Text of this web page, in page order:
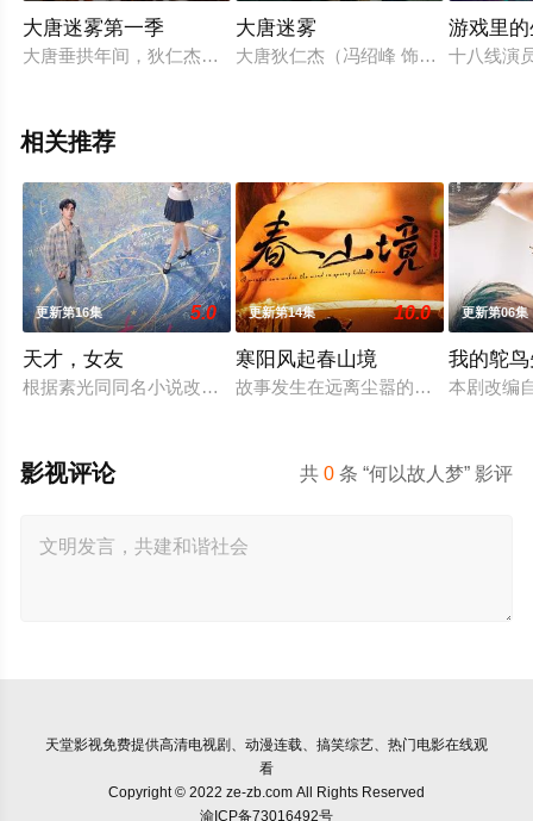
​大唐迷雾第一季​
大唐垂拱年间，狄仁杰因不满武后为野心牺牲无辜，一行人离
大唐迷雾
大唐狄仁杰（冯绍峰 饰）巡查江南
游戏里
十八线演
相关推荐
更新第16集 5.0
天才，女友
根据素光同同名小说改编。江逾白长大以后，林知夏忽然对他
更新第14集 10.0
寒阳风起春山境
故事发生在远离尘嚣的春日山野，两
更新第06集
我的鸵
本剧改编
共0 条 “何以故人梦” 影评
影视评论
天堂影视免费提供高清电视剧、动漫连载、搞笑综艺、热门电影在线观
看
Copyright © 2022 ze-zb.com All Rights Reserved
渝ICP备73016492号